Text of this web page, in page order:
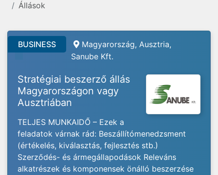
Állások
BUSINESS
Magyarország, Ausztria,
Sanube Kft.
Stratégiai beszerző állás
Magyarországon vagy
Ausztriában
TELJES MUNKAIDŐ – Ezek a
feladatok várnak rád: Beszállítómenedzsment
(értékelés, kiválasztás, fejlesztés stb.)
Szerződés- és ármegállapodások Releváns
alkatrészek és komponensek önálló beszerzése